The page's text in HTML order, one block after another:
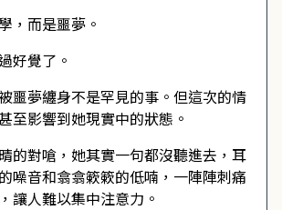
，而是噩夢。
好覺了。
噩夢纏身不是罕見的事。但這次的情
至影響到她現實中的狀態。
的對嗆，她其實一句都沒聽進去，耳
噪音和翕翕簌簌的低喃，一陣陣刺痛
讓人難以集中注意力。